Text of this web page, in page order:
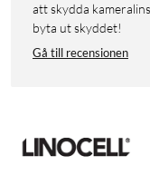
att skydda
byta ut skyddet!
Gå till recensionen